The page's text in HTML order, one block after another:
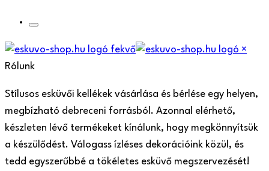
×
Rólunk
Stílusos esküvői kellékek vásárlása és bérlése egy helyen,
megbízható debreceni forrásból. Azonnal elérhető,
készleten lévő termékeket kínálunk, hogy megkönnyítsük
a készülődést. Válogass ízléses dekorációink közül, és
tedd egyszerűbbé a tökéletes esküvő megszervezését!